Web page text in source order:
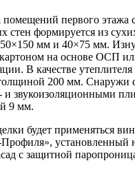
первого этажа
стен формируется из
50×150 мм и 40×75 мм.
на основе ОСП
В качестве утеплителя
200 мм. Снаружи
и звукоизоляционными
9 мм.
будет применяться
установленный
с защитной